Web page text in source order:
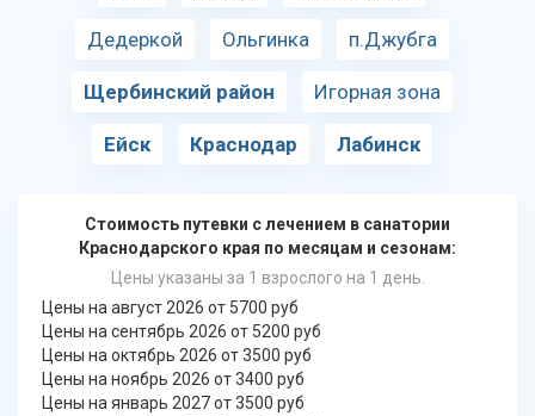
Дедеркой Ольгинка п.Джубга
Щербинский район Игорная зона
Ейск Краснодар Лабинск
Стоимость путевки с лечением в санатории
Краснодарского края по месяцам и сезонам:
Цены указаны за 1 взрослого на 1 день.
Цены на август 2026 от 5700 руб
Цены на сентябрь 2026 от 5200 руб
Цены на октябрь 2026 от 3500 руб
Цены на ноябрь 2026 от 3400 руб
Цены на январь 2027 от 3500 руб